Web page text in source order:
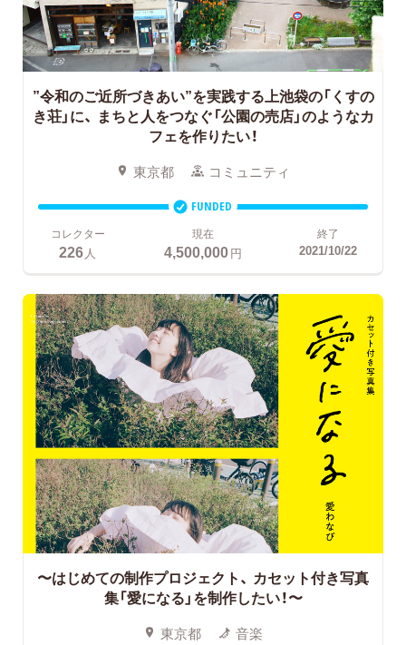
”令和のご近所づきあい”を実践する上池袋の「くすの
き荘」に、 まちと人をつなぐ「公園の売店」のようなカ
フェを作りたい！
東京都 コミュニティ
FUNDED
コレクター
226 人
現在
4,500,000円
終了
2021/10/22
〜はじめての制作プロジェクト、 カセット付き写真
集「愛になる」を制作したい！〜
東京都 音楽